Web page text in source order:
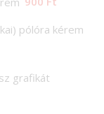
pólóra kérem
grafikát